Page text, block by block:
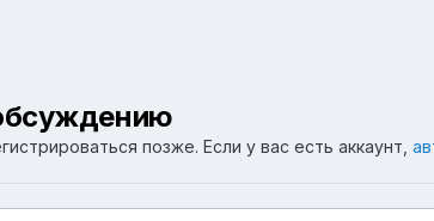
позже. Если у вас есть аккаунт,